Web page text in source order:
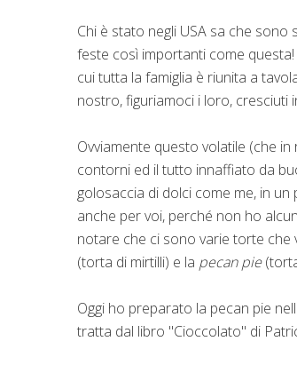
Chi è stato negli USA sa che
feste così importanti come
cui tutta la famiglia è riunita a
nostro, figuriamoci i loro, cresciuti
Ovviamente questo volatile (che
contorni ed il tutto innaffiato da
golosaccia di dolci come me, in
anche per voi, perché non ho
notare che ci sono varie torte che
(torta di mirtilli) e la pecan pie
Oggi ho preparato la pecan pie
tratta dal libro "Cioccolato" di